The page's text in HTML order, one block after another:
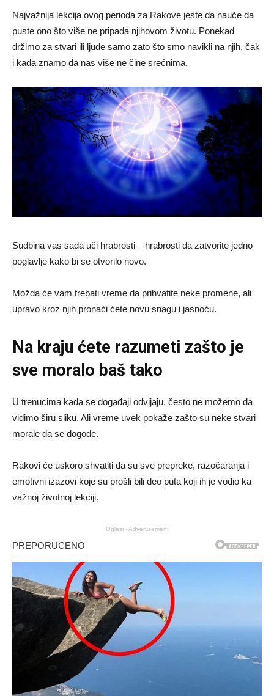
Najvažnija lekcija ovog perioda za Rakove jeste da nauče da
puste ono što više ne pripada njihovom životu. Ponekad
držimo za stvari ili ljude samo zato što smo navikli na njih, čak
i kada znamo da nas više ne čine srećnima.
Sudbina vas sada uči hrabrosti – hrabrosti da zatvorite jedno
poglavlje kako bi se otvorilo novo.
Možda će vam trebati vreme da prihvatite neke promene, ali
upravo kroz njih pronaći ćete novu snagu i jasnoću.
Na kraju ćete razumeti zašto je
sve moralo baš tako
U trenucima kada se događaji odvijaju, često ne možemo da
vidimo širu sliku. Ali vreme uvek pokaže zašto su neke stvari
morale da se dogode.
Rakovi će uskoro shvatiti da su sve prepreke, razočaranja i
emotivni izazovi koje su prošli bili deo puta koji ih je vodio ka
važnoj životnoj lekciji.
Oglasi - Advertisement